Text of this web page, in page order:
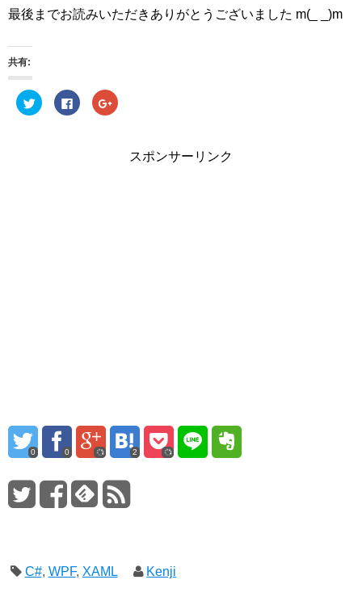
最後までお読みいただきありがとうございました m(_ _)m
共有:
ク
リ
Facebook
で
ク
リ
Google+
スポンサーリンク
0 0 2
C#, WPF, XAML Kenji